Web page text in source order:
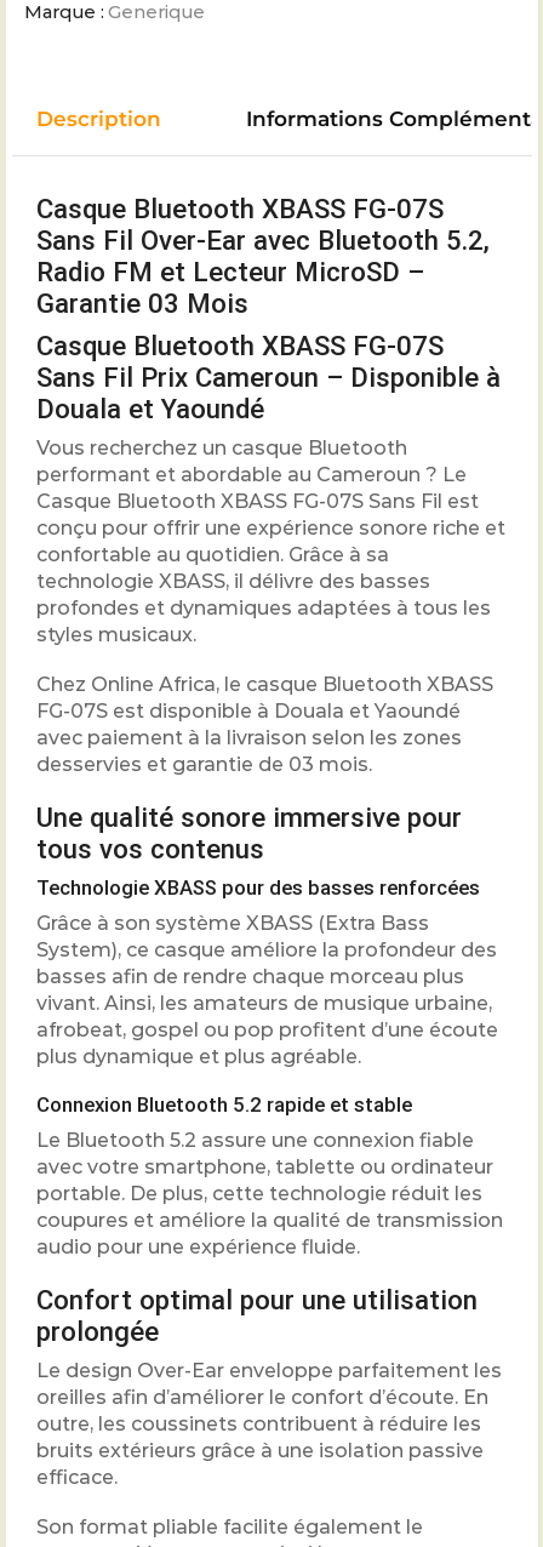
Marque : Generique
Description Informations
Casque Bluetooth XBASS FG-07S
Sans Fil Over-Ear avec Bluetooth 5.2,
Radio FM et Lecteur MicroSD –
Garantie 03 Mois
Casque Bluetooth XBASS FG-07S
Sans Fil Prix Cameroun – Disponible à
Douala et Yaoundé
Vous recherchez un casque Bluetooth
performant et abordable au Cameroun ? Le
Casque Bluetooth XBASS FG-07S Sans Fil est
conçu pour offrir une expérience sonore riche et
confortable au quotidien. Grâce à sa
technologie XBASS, il délivre des basses
profondes et dynamiques adaptées à tous les
styles musicaux.
Chez Online Africa, le casque Bluetooth XBASS
FG-07S est disponible à Douala et Yaoundé
avec paiement à la livraison selon les zones
desservies et garantie de 03 mois.
Une qualité sonore immersive pour
tous vos contenus
Technologie XBASS pour des basses renforcées
Grâce à son système XBASS (Extra Bass
System), ce casque améliore la profondeur des
basses afin de rendre chaque morceau plus
vivant. Ainsi, les amateurs de musique urbaine,
afrobeat, gospel ou pop profitent d’une écoute
plus dynamique et plus agréable.
Connexion Bluetooth 5.2 rapide et stable
Le Bluetooth 5.2 assure une connexion fiable
avec votre smartphone, tablette ou ordinateur
portable. De plus, cette technologie réduit les
coupures et améliore la qualité de transmission
audio pour une expérience fluide.
Confort optimal pour une utilisation
prolongée
Le design Over-Ear enveloppe parfaitement les
oreilles afin d’améliorer le confort d’écoute. En
outre, les coussinets contribuent à réduire les
bruits extérieurs grâce à une isolation passive
efficace.
Son format pliable facilite également le